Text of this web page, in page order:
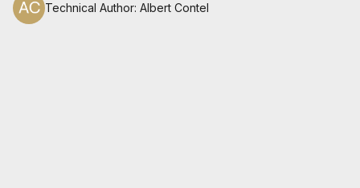
Technical Author: Albert Contel